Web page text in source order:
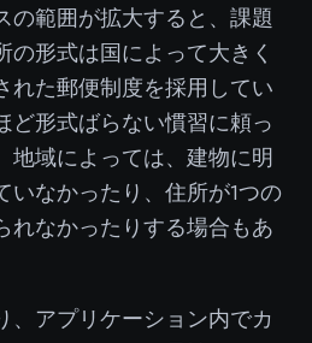
の範囲が拡大すると、課題
の形式は国によって大きく
れた郵便制度を採用してい
ど形式ばらない慣習に頼っ
地域によっては、建物に明
いなかったり、住所が1つの
れなかったりする場合もあ
、アプリケーション内でカ